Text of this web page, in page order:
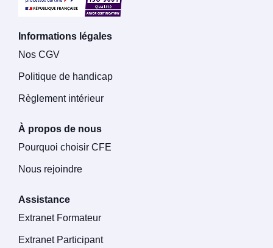
Informations légales
Nos CGV
Politique de handicap
Règlement intérieur
À propos de nous
Pourquoi choisir CFE
Nous rejoindre
Assistance
Extranet Formateur
Extranet Participant